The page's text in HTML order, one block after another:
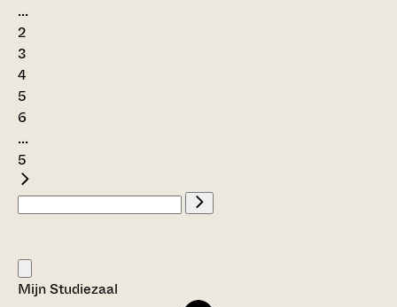
...
2
3
4
5
6
...
5
Mijn Studiezaal